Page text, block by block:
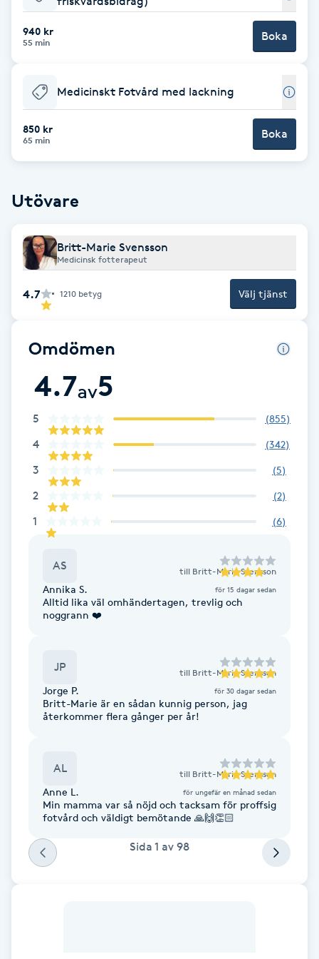
Babylights
Balayage
Barber
Blowout
Bottenfärg
Brynformning
Brynfärgning
Brynplockning
Bröllopsuppsättning
Celluliter
Coachning
Color correction
Damklippning
Enzympeeling
Extensions
940 kr
55 min Boka
Medicinskt Fotvård med lackning
850 kr
65 min Boka
Utövare
Britt-Marie Svensson
Medicinsk fotterapeut
4.7 1210 betyg Välj tjänst
Omdömen
4.7av5
5 (855)
4 (342)
3 (5)
2 (2)
1 (6)
AS till Britt-Marie Svensson
Annika S. för 15 dagar sedan
Alltid lika väl omhändertagen, trevlig och
noggrann ❤️
JP till Britt-Marie Svensson
Jorge P. för 30 dagar sedan
Britt-Marie är en sådan kunnig person, jag
återkommer flera gånger per år!
AL till Britt-Marie Svensson
Anne L. för ungefär en månad sedan
Min mamma var så nöjd och tacksam för proffsig
fotvård och väldigt bemötande 🙏🙌👏🏻
Sida 1 av 98